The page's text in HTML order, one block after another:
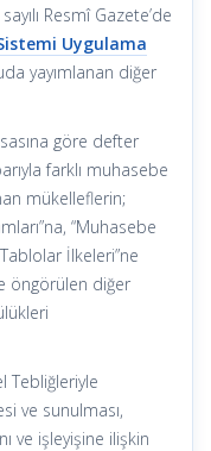
Resmî Gazete’de
Uygulama
yayımlanan diğer
göre defter
farklı muhasebe
mükelleflerin;
“Muhasebe
Tablolar İlkeleri”ne
öngörülen diğer
Tebliğleriyle
ve sunulması,
ve işleyişine ilişkin